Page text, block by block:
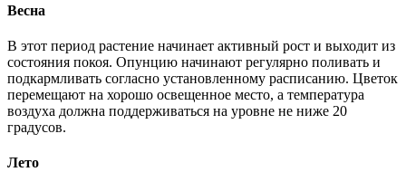
Весна
В этот период растение начинает активный рост и выходит из
состояния покоя. Опунцию начинают регулярно поливать и
подкармливать согласно установленному расписанию. Цветок
перемещают на хорошо освещенное место, а температура
воздуха должна поддерживаться на уровне не ниже 20
градусов.
Лето